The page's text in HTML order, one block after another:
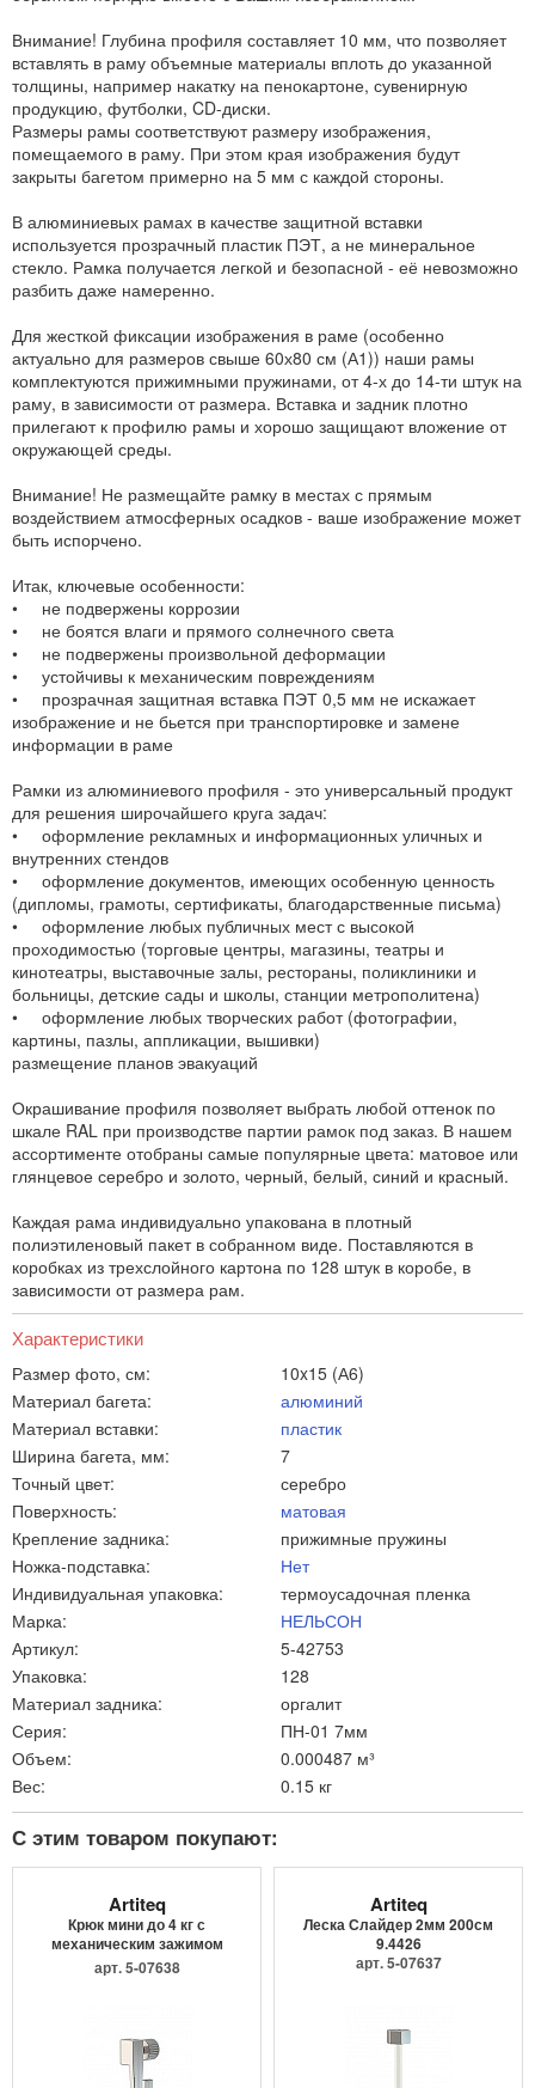
Внимание! Глубина профиля составляет 10 мм, что позволяет
вставлять в раму объемные материалы вплоть до указанной
толщины, например накатку на пенокартоне, сувенирную
продукцию, футболки, CD-диски.
Размеры рамы соответствуют размеру изображения,
помещаемого в раму. При этом края изображения будут
закрыты багетом примерно на 5 мм с каждой стороны.
В алюминиевых рамах в качестве защитной вставки
используется прозрачный пластик ПЭТ, а не минеральное
стекло. Рамка получается легкой и безопасной - её невозможно
разбить даже намеренно.
Для жесткой фиксации изображения в раме (особенно
актуально для размеров свыше 60х80 см (А1)) наши рамы
комплектуются прижимными пружинами, от 4-х до 14-ти штук на
раму, в зависимости от размера. Вставка и задник плотно
прилегают к профилю рамы и хорошо защищают вложение от
окружающей среды.
Внимание! Не размещайте рамку в местах с прямым
воздействием атмосферных осадков - ваше изображение может
быть испорчено.
Итак, ключевые особенности:
• не подвержены коррозии
• не боятся влаги и прямого солнечного света
• не подвержены произвольной деформации
• устойчивы к механическим повреждениям
• прозрачная защитная вставка ПЭТ 0,5 мм не искажает
изображение и не бьется при транспортировке и замене
информации в раме
Рамки из алюминиевого профиля - это универсальный продукт
для решения широчайшего круга задач:
• оформление рекламных и информационных уличных и
внутренних стендов
• оформление документов, имеющих особенную ценность
(дипломы, грамоты, сертификаты, благодарственные письма)
• оформление любых публичных мест с высокой
проходимостью (торговые центры, магазины, театры и
кинотеатры, выставочные залы, рестораны, поликлиники и
больницы, детские сады и школы, станции метрополитена)
• оформление любых творческих работ (фотографии,
картины, пазлы, аппликации, вышивки)
размещение планов эвакуаций
Окрашивание профиля позволяет выбрать любой оттенок по
шкале RAL при производстве партии рамок под заказ. В нашем
ассортименте отобраны самые популярные цвета: матовое или
глянцевое серебро и золото, черный, белый, синий и красный.
Каждая рама индивидуально упакована в плотный
полиэтиленовый пакет в собранном виде. Поставляются в
коробках из трехслойного картона по 128 штук в коробе, в
зависимости от размера рам.
Характеристики
Размер фото, см:
10x15 (А6)
Материал багета:
алюминий
Материал вставки:
пластик
Ширина багета, мм:
7
Точный цвет:
серебро
Поверхность:
матовая
Крепление задника:
прижимные пружины
Ножка-подставка:
Нет
Индивидуальная упаковка:
термоусадочная пленка
Марка:
НЕЛЬСОН
Артикул:
5-42753
Упаковка:
128
Материал задника:
оргалит
Серия:
ПН-01 7мм
Объем:
0.000487 м³
Вес:
0.15 кг
С этим товаром покупают:
Artiteq
Крюк мини до 4 кг с
механическим зажимом
9.4205
арт. 5-07638
Artiteq
Леска Слайдер 2мм 200см
9.4426
арт. 5-07637